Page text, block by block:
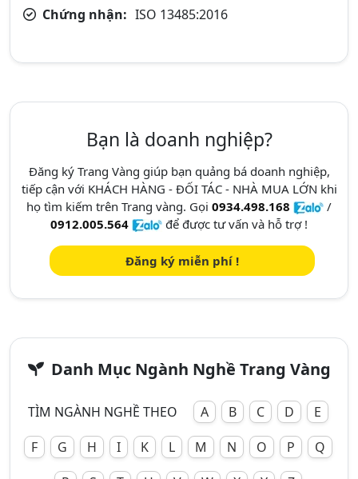
Chứng nhận: ISO 13485:2016
Bạn là doanh nghiệp?
Đăng ký Trang Vàng giúp bạn quảng bá doanh nghiệp,
tiếp cận với KHÁCH HÀNG - ĐỐI TÁC - NHÀ MUA LỚN khi
họ tìm kiếm trên Trang vàng. Gọi 0934.498.168
/
0912.005.564
để được tư vấn và hỗ trợ !
Đăng ký miễn phí !
Danh Mục Ngành Nghề Trang Vàng
TÌM NGÀNH NGHỀ THEO A B C D
E
F
G H I K L M N O P
Q